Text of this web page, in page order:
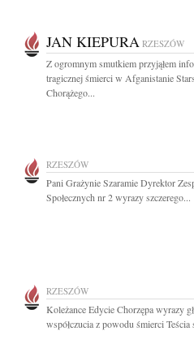
JAN KIEPURA RZESZÓW
Z ogromnym smutkiem przyjąłem
tragicznej śmierci w Afganistanie
Chorążego...
RZESZÓW
Pani Grażynie Szaramie Dyrektor
Społecznych nr 2 wyrazy szczerego...
RZESZÓW
Koleżance Edycie Chorzępa wyrazy
współczucia z powodu śmierci Teścia